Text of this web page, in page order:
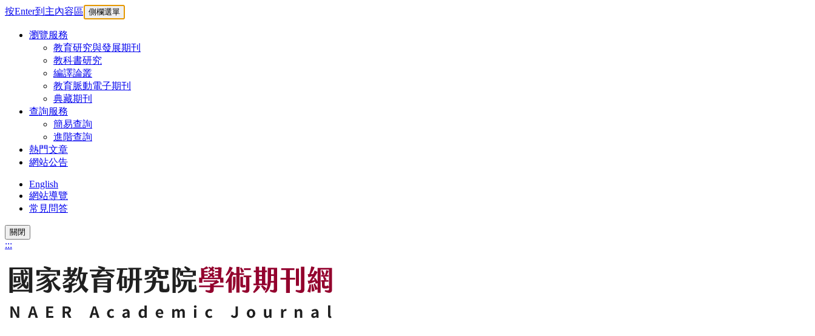
按Enter到主內容區 側欄選單
瀏覽服務
教育研究與發展期刊
教科書研究
編譯論叢
教育脈動電子期刊
典藏期刊
查詢服務
簡易查詢
進階查詢
熱門文章
網站公告
English
網站導覽
常見問答
關閉
:::